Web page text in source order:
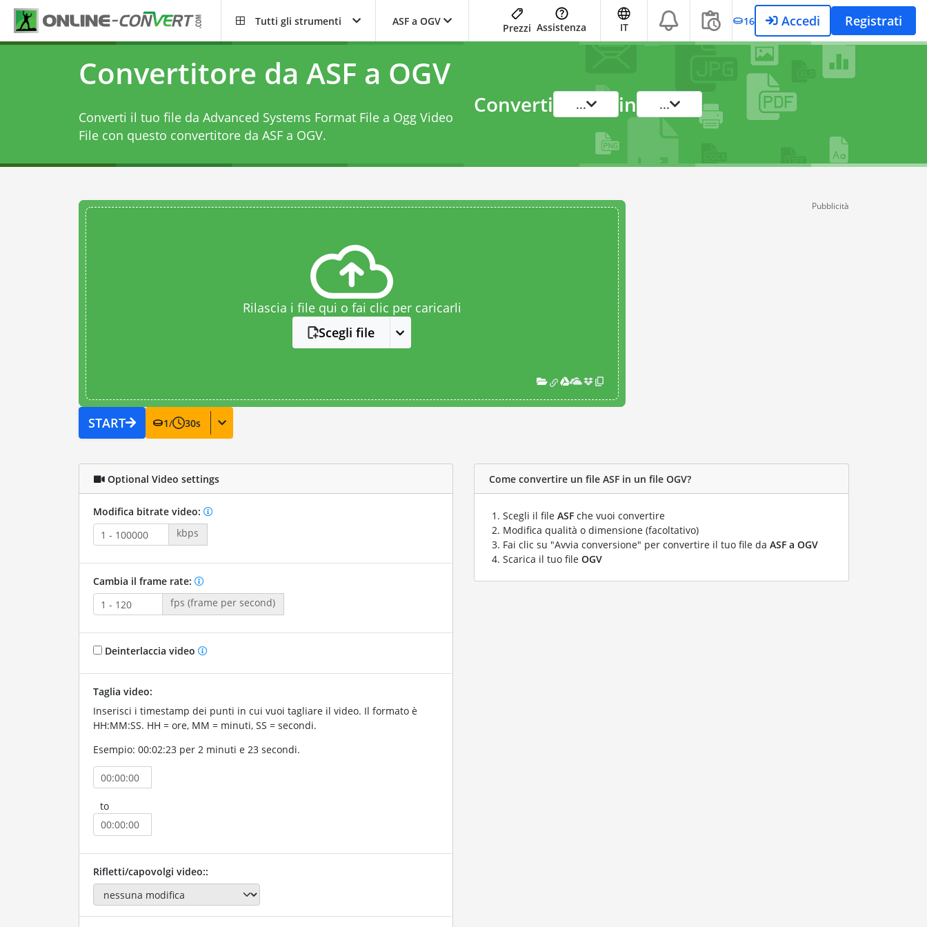
Tutti gli strumenti ASF a OGV
Prezzi Assistenza IT 16 Accedi Registrati
Convertitore da ASF a OGV
Converti il tuo file da Advanced Systems Format File a Ogg Video
File con questo convertitore da ASF a OGV.
Converti ... in ...
Rilascia i file qui o fai clic per caricarli
Scegli file
START 1/ 30s
Pubblicità
Optional Video settings
Modifica bitrate video:
kbps
Cambia il frame rate:
fps (frame per second)
Deinterlaccia video
Taglia video:
Inserisci i timestamp dei punti in cui vuoi tagliare il video. Il formato è
HH:MM:SS. HH = ore, MM = minuti, SS = secondi.
Esempio: 00:02:23 per 2 minuti e 23 secondi.
to
Rifletti/capovolgi video::
Come convertire un file ASF in un file OGV?
Scegli il file ASF che vuoi convertire
Modifica qualità o dimensione (facoltativo)
Fai clic su "Avvia conversione" per convertire il tuo file da ASF a OGV
Scarica il tuo file OGV